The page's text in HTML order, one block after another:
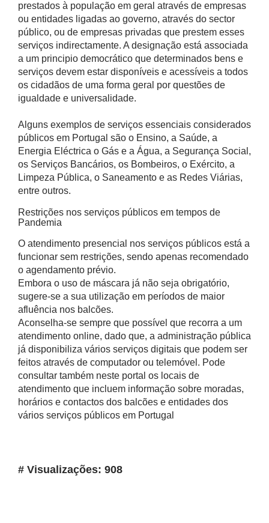
prestados à população em geral através de empresas
ou entidades ligadas ao governo, através do sector
público, ou de empresas privadas que prestem esses
serviços indirectamente. A designação está associada
a um principio democrático que determinados bens e
serviços devem estar disponíveis e acessíveis a todos
os cidadãos de uma forma geral por questões de
igualdade e universalidade.
Alguns exemplos de serviços essenciais considerados
públicos em Portugal são o Ensino, a Saúde, a
Energia Eléctrica o Gás e a Água, a Segurança Social,
os Serviços Bancários, os Bombeiros, o Exército, a
Limpeza Pública, o Saneamento e as Redes Viárias,
entre outros.
Restrições nos serviços públicos em tempos de
Pandemia
O atendimento presencial nos serviços públicos está a
funcionar sem restrições, sendo apenas recomendado
o agendamento prévio.
Embora o uso de máscara já não seja obrigatório,
sugere-se a sua utilização em períodos de maior
afluência nos balcões.
Aconselha-se sempre que possível que recorra a um
atendimento online, dado que, a administração pública
já disponibiliza vários serviços digitais que podem ser
feitos através de computador ou telemóvel. Pode
consultar também neste portal os locais de
atendimento que incluem informação sobre moradas,
horários e contactos dos balcões e entidades dos
vários serviços públicos em Portugal
# Visualizações: 908